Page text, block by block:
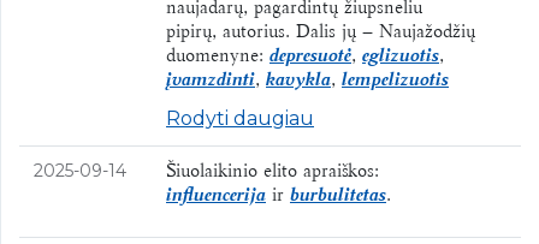
pipirų, autorius. Dalis jų – Naujažodžių
duomenyne: depresuotė, eglizuotis,
įvamzdinti, kavykla, lempelizuotis
Rodyti daugiau
2025-09-14
Šiuolaikinio elito apraiškos:
influencerija ir burbulitetas.